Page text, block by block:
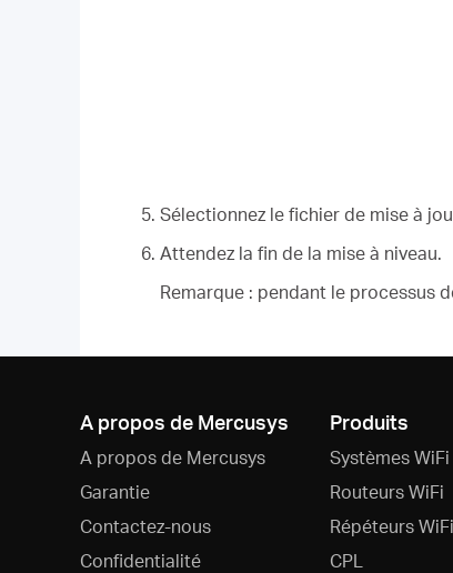
Sélectionnez le fichier de mise à
Attendez la fin de la mise à niveau.
Remarque : pendant le processus
A propos de Mercusys
A propos de Mercusys
Garantie
Contactez-nous
Confidentialité
Produits
Systèmes
Routeurs WiFi
Répéteurs WiFi
CPL